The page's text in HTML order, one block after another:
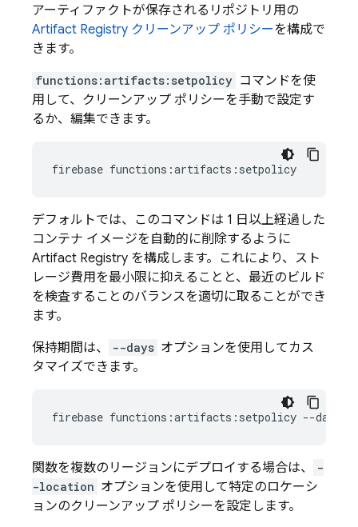
アーティファクトが保存されるリポジトリ用の
Artifact Registry クリーンアップ ポリシーを構成で
きます。
functions:artifacts:setpolicy コマンドを使
用して、クリーンアップ ポリシーを手動で設定す
るか、編集できます。
firebase
デフォルトでは、このコマンドは 1 日以上経過した
コンテナ イメージを自動的に削除するように
Artifact Registry を構成します。これにより、スト
レージ費用を最小限に抑えることと、最近のビルド
を検査することのバランスを適切に取ることができ
ます。
保持期間は、
--days オプションを使用してカス
タマイズできます。
firebase functions:artifacts:setpolicy --days
関数を複数のリージョンにデプロイする場合は、
-
-location オプションを使用して特定のロケーシ
ョンのクリーンアップ ポリシーを設定します。